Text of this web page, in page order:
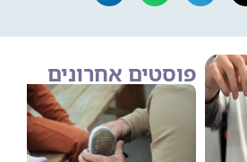
אחרונים